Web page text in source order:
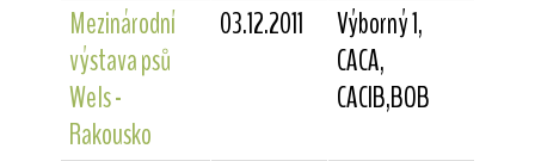
Mezinárodní
výstava psů
Wels -
Rakousko
03.12.2011
Výborný 1,
CACA,
CACIB,BOB